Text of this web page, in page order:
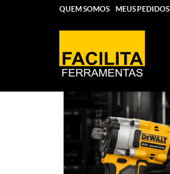
QUEM SOMOS MEUS PEDIDOS